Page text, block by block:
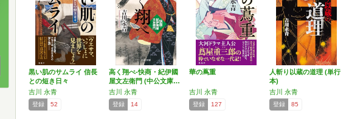
黒い肌のサムライ 信長
との短き日々
吉川 永青
登録 52
高く翔べ-快商・紀伊國
屋文左衛門 (中公文庫…
吉川 永青
登録 14
華の蔦重
吉川 永青
登録 127
人斬り以蔵の道理 (単行
本)
吉川 永青
登録 85